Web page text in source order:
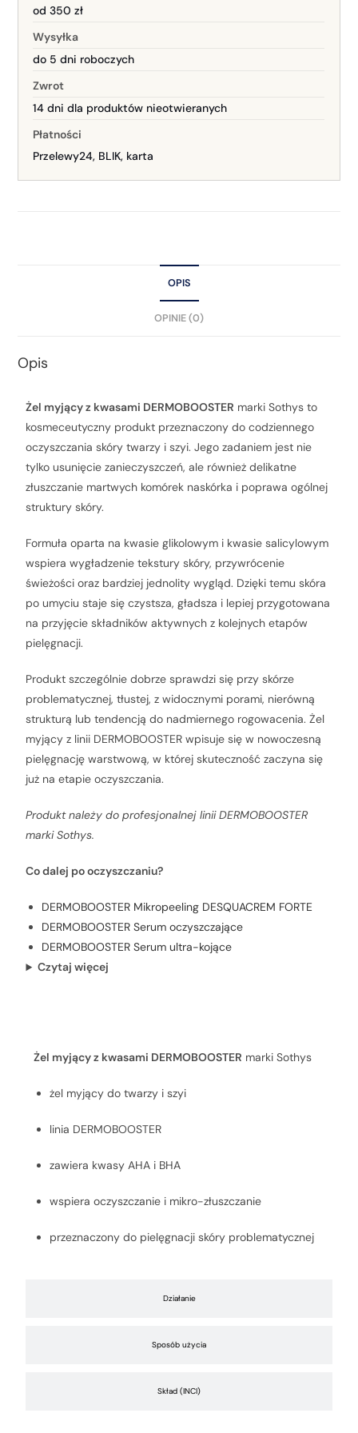
od 350 zł
Wysyłka
do 5 dni roboczych
Zwrot
14 dni dla produktów nieotwieranych
Płatności
Przelewy24, BLIK, karta
OPIS
OPINIE (0)
Opis
Żel myjący z kwasami DERMOBOOSTER marki Sothys to
kosmeceutyczny produkt przeznaczony do codziennego
oczyszczania skóry twarzy i szyi. Jego zadaniem jest nie
tylko usunięcie zanieczyszczeń, ale również delikatne
złuszczanie martwych komórek naskórka i poprawa ogólnej
struktury skóry.
Formuła oparta na kwasie glikolowym i kwasie salicylowym
wspiera wygładzenie tekstury skóry, przywrócenie
świeżości oraz bardziej jednolity wygląd. Dzięki temu skóra
po umyciu staje się czystsza, gładsza i lepiej przygotowana
na przyjęcie składników aktywnych z kolejnych etapów
pielęgnacji.
Produkt szczególnie dobrze sprawdzi się przy skórze
problematycznej, tłustej, z widocznymi porami, nierówną
strukturą lub tendencją do nadmiernego rogowacenia. Żel
myjący z linii DERMOBOOSTER wpisuje się w nowoczesną
pielęgnację warstwową, w której skuteczność zaczyna się
już na etapie oczyszczania.
Produkt należy do profesjonalnej linii DERMOBOOSTER
marki Sothys.
Co dalej po oczyszczaniu?
DERMOBOOSTER Mikropeeling DESQUACREM FORTE
DERMOBOOSTER Serum oczyszczające
DERMOBOOSTER Serum ultra-kojące
Czytaj więcej
Działanie
Sposób użycia
Skład (INCI)
Żel myjący z kwasami DERMOBOOSTER marki Sothys
żel myjący do twarzy i szyi
linia DERMOBOOSTER
zawiera kwasy AHA i BHA
wspiera oczyszczanie i mikro-złuszczanie
przeznaczony do pielęgnacji skóry problematycznej